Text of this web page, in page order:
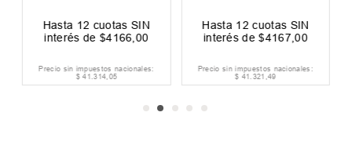
Hasta 12 cuotas SIN
interés de $4166 00
Precio sin impuestos nacionales:
$ 41.314,05
Hasta 12 cuotas SIN
interés de$4167,00
Precio sin impuestos nacionales:
$ 41.321,49